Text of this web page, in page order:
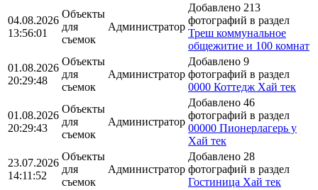
04.08.2026
13:56:01
Объекты
для
съемок
Администратор
Добавлено 213
фотографий в раздел
Треш коммунальное
общежитие и 100 комнат
01.08.2026
20:29:48
Объекты
для
съемок
Администратор
Добавлено 9
фотографий в раздел
0000 Коттедж Хай тек
01.08.2026
20:29:43
Объекты
для
съемок
Администратор
Добавлено 46
фотографий в раздел
00000 Пионерлагерь у
Хай тек
23.07.2026
14:11:52
Объекты
для
съемок
Администратор
Добавлено 28
фотографий в раздел
Гостиница Хай тек